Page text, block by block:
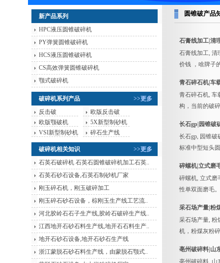
新产品系列
HPC液压圆锥破碎机
PY弹簧圆锥破碎机
HCS液压圆锥破碎机
CS高效弹簧圆锥破碎机
颚式破碎机
>>更多
破碎机系列产品
反击破
欧版反击破
欧版颚破机
5X新型制砂机
VSI新型制砂机
碎石生产线
>>更多
破碎机相关知识
石英石破碎机 石英石圆锥破碎机加工石英..
石英石砂石设备,石英石制砂机厂家
刚玉碎石机，刚玉破碎加工
刚玉碎石砂石设备，棕刚玉生产线工艺流..
河北胶岭石石子生产线,胶岭石破碎生产线..
江西地开石砂石料生产线,地开石石料生产..
地开石砂石设备,地开石砂石生产线
浙江蒙脱石砂石料生产线，由蒙脱石颚式..
圆锥破产品
石膏线加工|清
石膏线加工, 清
价钱 ，啥牌子
青石碎石机|车
青石碎石机, 车
构，当前的破
长石gp|园锥破
长石gp, 园锥破
标准中型短头
碎螺机|立式磨
碎螺机, 立式磨
性单双面磨毛
采石场产量|粉
采石场产量, 粉
机，粉煤灰粉
亳州破碎料|山
亳州破碎料, 山